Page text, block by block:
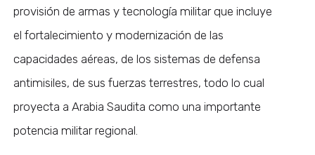
provisión de armas y tecnología militar que incluye
el fortalecimiento y modernización de las
capacidades aéreas, de los sistemas de defensa
antimisiles, de sus fuerzas terrestres, todo lo cual
proyecta a Arabia Saudita como una importante
potencia militar regional.